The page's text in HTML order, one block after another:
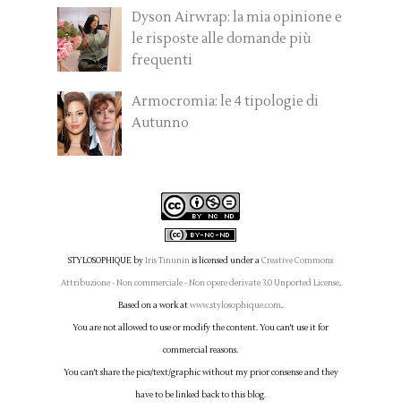
Dyson Airwrap: la mia opinione e
le risposte alle domande più
frequenti
Armocromia: le 4 tipologie di
Autunno
STYLOSOPHIQUE byIris Tinuninis licensed under aCreative Commons
Attribuzione - Non commerciale - Non opere derivate 3.0 Unported License.
Based on a work atwww.stylosophique.com.
You are not allowed to use or modify the content. You can't use it for
commercial reasons.
You can't share the pics/text/graphic without my prior consense and they
have to be linked back to this blog.